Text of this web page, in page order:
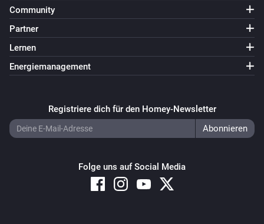
Community
Partner
Lernen
Energiemanagement
Registriere dich für den Homey-Newsletter
Folge uns auf Social Media